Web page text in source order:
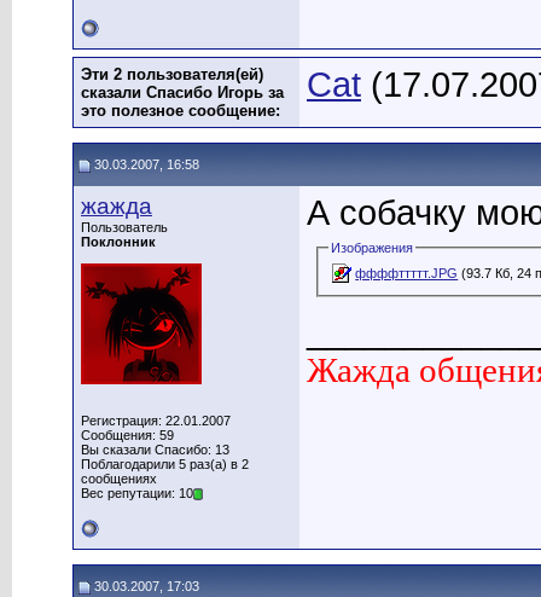
Эти 2 пользователя(ей)
сказали Спасибо Игорь за
это полезное сообщение:
Cat
30.03.2007, 16:58
жажда
Пользователь
Поклонник
Регистрация: 22.01.2007
Сообщения: 59
Вы сказали Спасибо: 13
Поблагодарили 5 раз(а) в 2
сообщениях
Вес репутации: 10
А собачку
Изображения
ффффттттт.JPG (93.7 Кб, 24
Жажда
30.03.2007, 17:03